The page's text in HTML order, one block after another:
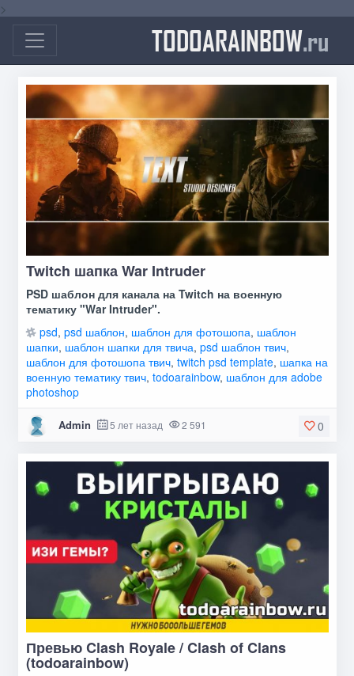
>
TODOARAINBOW.ru
Twitch шапка War Intruder
PSD шаблон для канала на Twitch на военную
тематику "War Intruder".
psd, psd шаблон, шаблон для фотошопа, шаблон
шапки, шаблон шапки для твича, psd шаблон твич,
шаблон для фотошопа твич, twitch psd template, шапка на
военную тематику твич, todoarainbow, шаблон для adobe
photoshop
0
Admin 5 лет назад 2 591
Превью Clash Royale / Clash of Clans
(todoarainbow)